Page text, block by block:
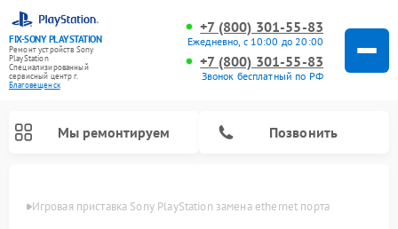
FIX-SONY PLAYSTATION
Ремонт устройств Sony
PlayStation
Специализированный
cервисный центр г.
Благовещенск
+7 (800) 301-55-83
Ежедневно, с 10:00 до 20:00
+7 (800) 301-55-83
Звонок бесплатный по РФ
Мы ремонтируем Позвонить
Игровая приставка Sony PlayStation замена ethernet порта